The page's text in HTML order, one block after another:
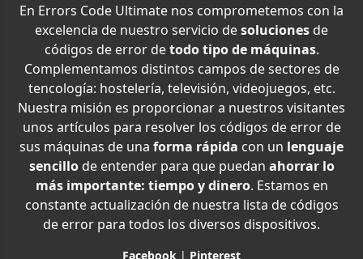
En Errors Code Ultimate nos comprometemos con la
excelencia de nuestro servicio desoluciones de
códigos de error detodo tipo de máquinas.
Complementamos distintos campos de sectores de
tencología: hostelería, televisión, videojuegos, etc.
Nuestra misión es proporcionar a nuestros visitantes
unos artículos para resolver los códigos de error de
sus máquinas de una forma rápida con un lenguaje
sencillode entender para que puedan ahorrar lo
más importante: tiempo y dinero. Estamos en
constante actualización de nuestra lista de códigos
de error para todos los diversos dispositivos.
Facebook | Pinterest